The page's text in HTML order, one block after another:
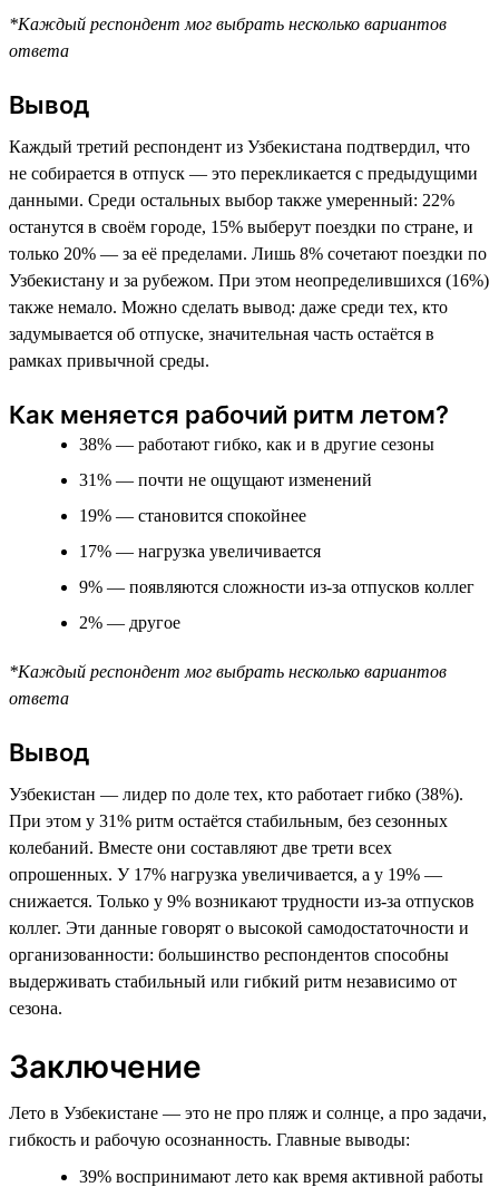
*Каждый респондент мог выбрать несколько вариантов
ответа
Вывод
Каждый третий респондент из Узбекистана подтвердил, что
не собирается в отпуск — это перекликается с предыдущими
данными. Среди остальных выбор также умеренный: 22%
останутся в своём городе, 15% выберут поездки по стране, и
только 20% — за её пределами. Лишь 8% сочетают поездки по
Узбекистану и за рубежом. При этом неопределившихся (16%)
также немало. Можно сделать вывод: даже среди тех, кто
задумывается об отпуске, значительная часть остаётся в
рамках привычной среды.
Как меняется рабочий ритм летом?
38% — работают гибко, как и в другие сезоны
31% — почти не ощущают изменений
19% — становится спокойнее
17% — нагрузка увеличивается
9% — появляются сложности из-за отпусков коллег
2% — другое
*Каждый респондент мог выбрать несколько вариантов
ответа
Вывод
Узбекистан — лидер по доле тех, кто работает гибко (38%).
При этом у 31% ритм остаётся стабильным, без сезонных
колебаний. Вместе они составляют две трети всех
опрошенных. У 17% нагрузка увеличивается, а у 19% —
снижается. Только у 9% возникают трудности из-за отпусков
коллег. Эти данные говорят о высокой самодостаточности и
организованности: большинство респондентов способны
выдерживать стабильный или гибкий ритм независимо от
сезона.
Заключение
Лето в Узбекистане — это не про пляж и солнце, а про задачи,
гибкость и рабочую осознанность. Главные выводы:
39% воспринимают лето как время активной работы